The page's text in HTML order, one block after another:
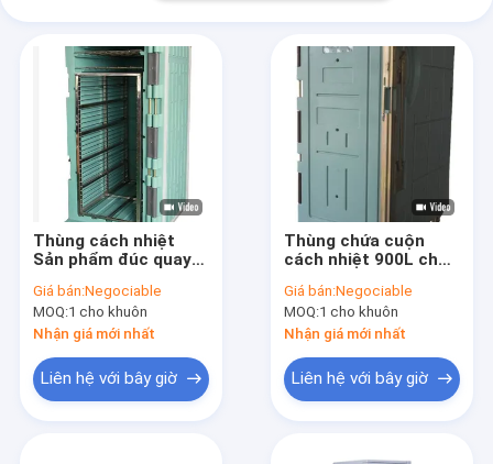
Thùng cách nhiệt
Sản phẩm đúc quay
thực phẩm đông lạnh
Giá bán:Negociable
MOQ:1 cho khuôn
Nhận giá mới nhất
Liên hệ với bây giờ
Thùng chứa cuộn
cách nhiệt 900L cho
cách nhiệt PU dày
Giá bán:Negociable
MOQ:1 cho khuôn
Nhận giá mới nhất
Liên hệ với bây giờ